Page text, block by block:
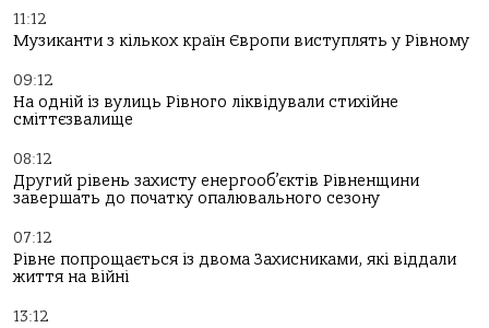
11:12
Музиканти з кількох країн Європи виступлять у Рівному
09:12
На одній із вулиць Рівного ліквідували стихійне
сміттєзвалище
08:12
Другий рівень захисту енергооб’єктів Рівненщини
завершать до початку опалювального сезону
07:12
Рівне попрощається із двома Захисниками, які віддали
життя на війні
13:12